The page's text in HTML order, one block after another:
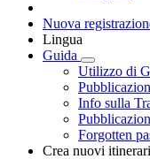
Nuova
Lingua
Guida
Utilizzo di
Info sulla
Forgotten
Crea nuovi itinerari